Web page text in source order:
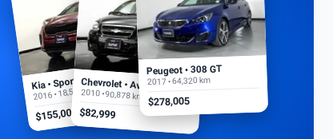
Kia • Sportage EX
2016 • 18,500 km
$155,000
Chevrolet • Aveo
2010 • 90,878 km
$82,999
Peugeot • 308 GT
2017 • 64,320 km
$278,005